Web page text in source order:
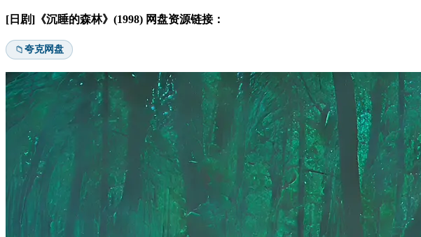
[日剧]《沉睡的森林》(1998) 网盘资源链接：
📁夸克网盘